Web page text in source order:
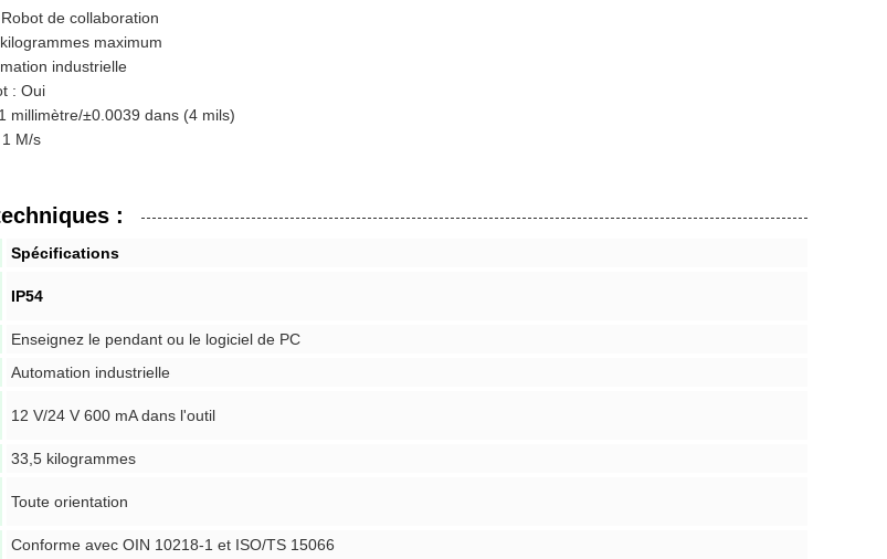
de collaboration
maximum
industrielle
: Oui
millimètre/±0.0039 dans (4 mils)
M/s
:
Spécifications
IP54
Enseignez le pendant ou le logiciel de PC
Automation industrielle
12 V/24 V 600 mA dans l'outil
33,5 kilogrammes
Toute orientation
Conforme avec OIN 10218-1 et ISO/TS 15066